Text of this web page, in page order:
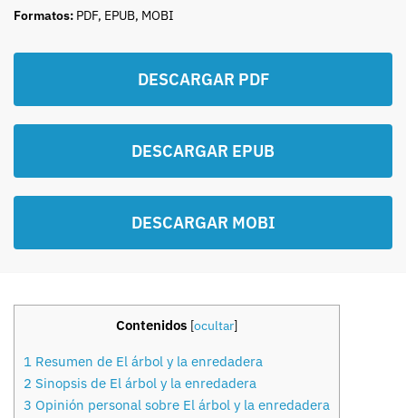
Formatos: PDF, EPUB, MOBI
DESCARGAR PDF
DESCARGAR EPUB
DESCARGAR MOBI
Contenidos [ocultar]
1 Resumen de El árbol y la enredadera
2 Sinopsis de El árbol y la enredadera
3 Opinión personal sobre El árbol y la enredadera